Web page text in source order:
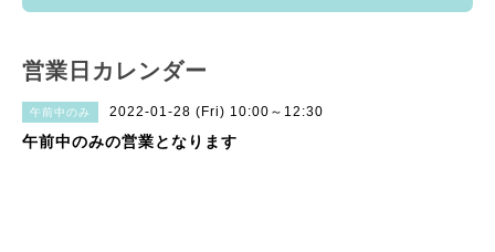
営業日カレンダー
午前中のみ 2022-01-28 (Fri) 10:00～12:30
午前中のみの営業となります